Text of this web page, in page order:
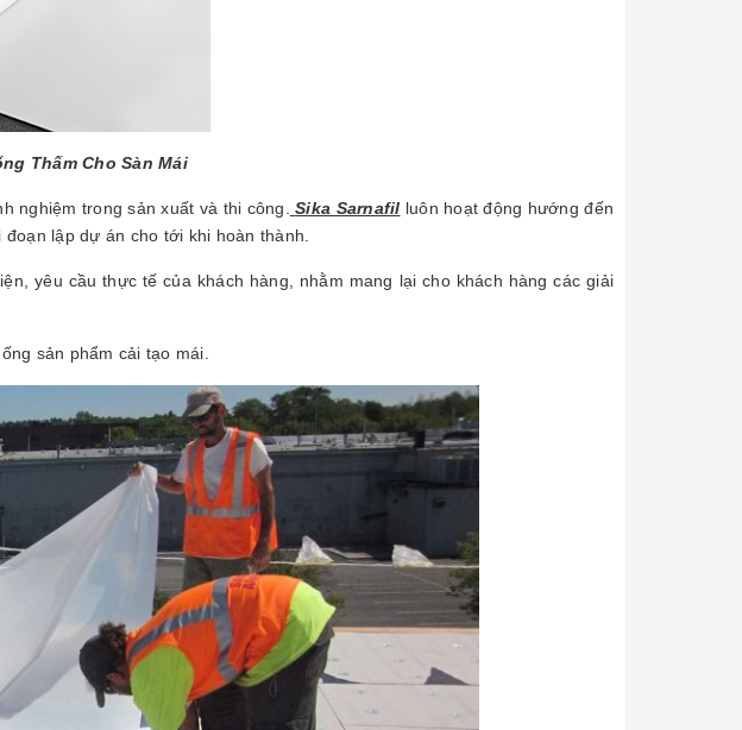
Thấm Cho Sàn Mái
nghiệm trong sản xuất và thi công. Sika Sarnafil luôn hoạt động hướng đến
lập dự án cho tới khi hoàn thành.
yêu cầu thực tế của khách hàng, nhằm mang lại cho khách hàng các giải
sản phẩm cải tạo mái.